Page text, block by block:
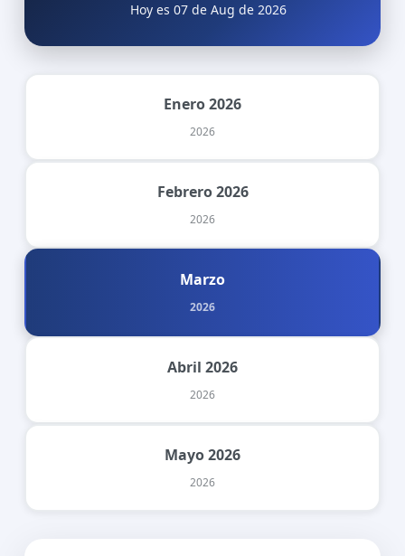
Hoy es 07 de Aug de 2026
Enero 2026
2026
Febrero 2026
2026
Marzo
2026
Abril 2026
2026
Mayo 2026
2026